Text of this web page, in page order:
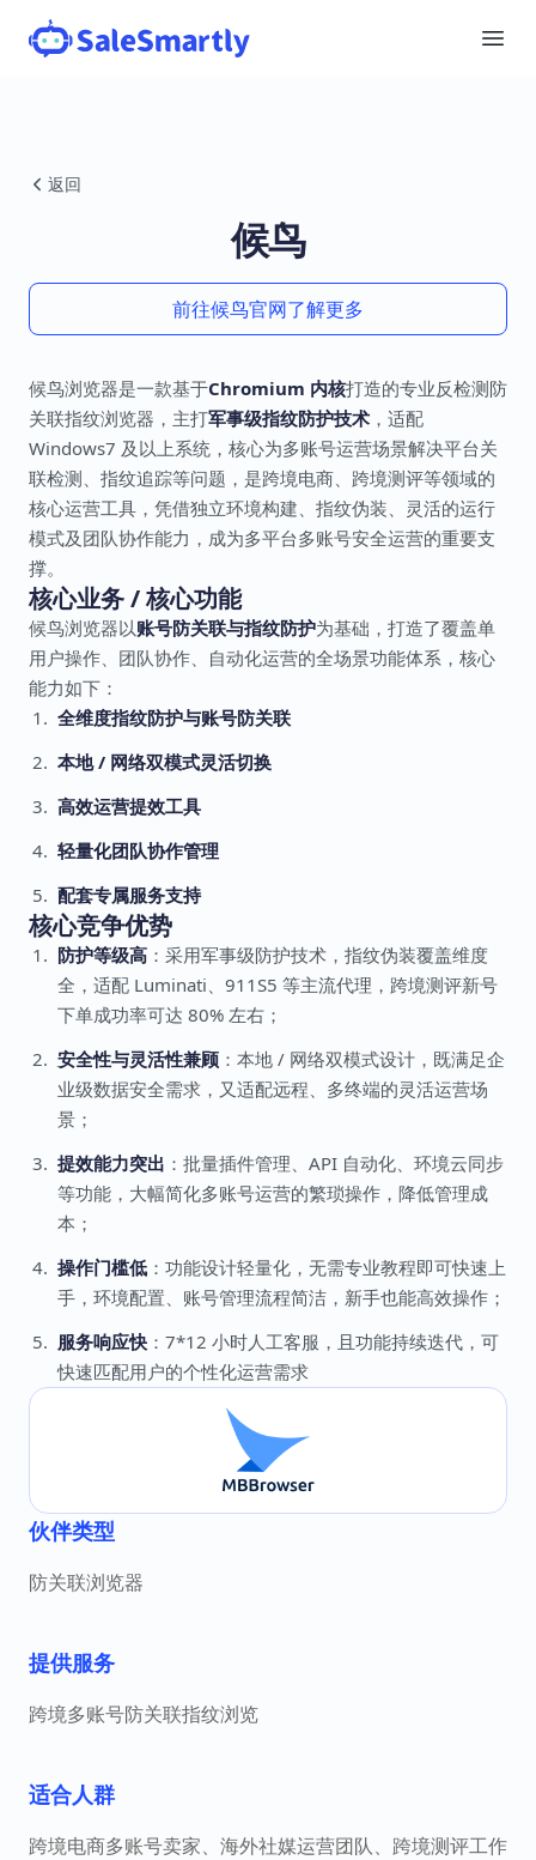
返回
候鸟
前往候鸟官网了解更多
候鸟浏览器是一款基于Chromium 内核打造的专业反检测防
关联指纹浏览器，主打军事级指纹防护技术 ，适配
Windows7 及以上系统，核心为多账号运营场景解决平台关
联检测、指纹追踪等问题，是跨境电商、跨境测评等领域的
核心运营工具，凭借独立环境构建、指纹伪装、灵活的运行
模式及团队协作能力，成为多平台多账号安全运营的重要支
撑。
核心业务 / 核心功能
候鸟浏览器以账号防关联与指纹防护为基础，打造了覆盖单
用户操作、团队协作、自动化运营的全场景功能体系，核心
能力如下：
全维度指纹防护与账号防关联
本地 / 网络双模式灵活切换
高效运营提效工具
轻量化团队协作管理
配套专属服务支持
核心竞争优势
防护等级高 ：采用军事级防护技术，指纹伪装覆盖维度
全，适配 Luminati、911S5 等主流代理，跨境测评新号
下单成功率可达 80% 左右；
安全性与灵活性兼顾 ：本地 / 网络双模式设计，既满足企
业级数据安全需求，又适配远程、多终端的灵活运营场
景；
提效能力突出 ：批量插件管理、API 自动化、环境云同步
等功能，大幅简化多账号运营的繁琐操作，降低管理成
本；
操作门槛低 ：功能设计轻量化，无需专业教程即可快速上
手，环境配置、账号管理流程简洁，新手也能高效操作；
服务响应快 ：7*12 小时人工客服，且功能持续迭代，可
快速匹配用户的个性化运营需求
伙伴类型
防关联浏览器
提供服务
跨境多账号防关联指纹浏览
适合人群
跨境电商多账号卖家、海外社媒运营团队、跨境测评工作